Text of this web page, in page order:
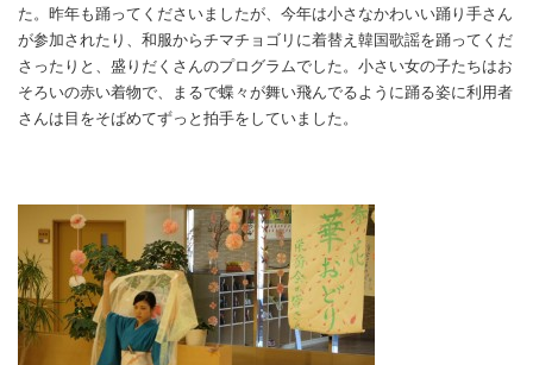
た。昨年も踊ってくださいましたが、今年は小さなかわいい踊り手さん
が参加されたり、和服からチマチョゴリに着替え韓国歌謡を踊ってくだ
さったりと、盛りだくさんのプログラムでした。小さい女の子たちはお
そろいの赤い着物で、まるで蝶々が舞い飛んでるように踊る姿に利用者
さんは目をそばめてずっと拍手をしていました。